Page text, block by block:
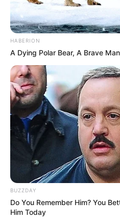
HABERION
A Dying Polar Bear, A Brave
BUZZDAY
Do You Remember Him? You
Him Today